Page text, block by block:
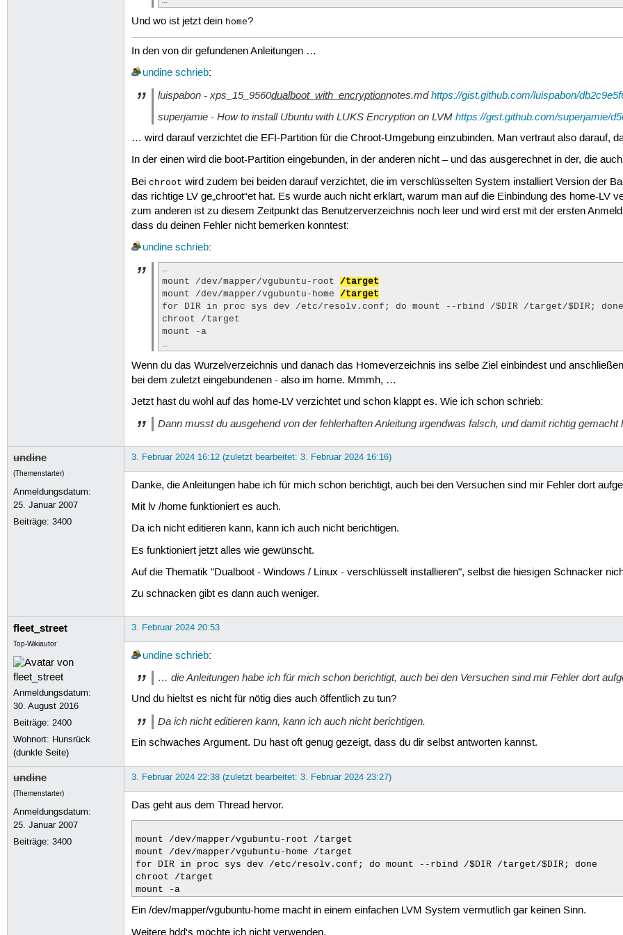
# for guest OSes installed via LVM or raw disk devices, running
# os-prober can cause damage to those guest OSes as it mounts
# filesystems to look for things.
#GRUB_DISABLE_OS_PROBER=false
# Uncomment to enable BadRAM filtering, modify to suit your needs
# the memory map information from GRUB (GNU Mach, kernel of FreeBSD ...)
#GRUB_BADRAM="0x01234567,0xfefefefe,0x89abcdef,0xefefefef"
# Uncomment to disable graphical terminal
# note that you can use only modes which your graphic card supports via VBE
# you can see them in real GRUB with the command `vbeinfo'
#GRUB_GFXMODE=640x480
#GRUB_DISABLE_LINUX_UUID=true
# Uncomment to disable generation of recovery mode menu entries
#GRUB_DISABLE_RECOVERY="true"
# Uncomment to get a beep at grub start
#GRUB_INIT_TUNE="480 440 1"
dell@xps:~$
dell@xps:~$
dell@xps:~$ cat /etc/crypttab
nvme0n1p10_crypt PARTUUID="99fdd922-b322-4f8e-b41b-9f5053dc4303" none luks
dell@xps:~$
Und wo ist jetzt dein home?
In den von dir gefundenen Anleitungen …
undine schrieb:
luispabon - xps_15_9560dualboot_with_encryptionnotes.mdhttps://gist.github.com/luispabon/
superjamie - How to install Ubuntu with LUKS Encryption on LVM https://gist.github.com/superjamie/
… wird darauf verzichtet die EFI-Partition für die Chroot-Umgebung einzubinden. Man vertraut also darauf,
In der einen wird die boot-Partition eingebunden, in der anderen nicht – und das ausgerechnet in der, die
Bei chroot wird zudem bei beiden darauf verzichtet, die im verschlüsselten System installiert Version der
das richtige LV ge„chroot“et hat. Es wurde auch nicht erklärt, warum man auf die Einbindung des home-
zum anderen ist zu diesem Zeitpunkt das Benutzerverzeichnis noch leer und wird erst mit der ersten
dass du deinen Fehler nicht bemerken konntest:
undine schrieb:
…
mount /dev/mapper/vgubuntu-root /target
mount /dev/mapper/vgubuntu-home /target
for DIR in proc sys dev /etc/resolv.conf; do mount --rbind /$DIR /target/$DIR; done
chroot /target
mount -a
…
Wenn du das Wurzelverzeichnis und danach das Homeverzeichnis ins selbe Ziel einbindest und
bei dem zuletzt eingebundenen - also im home. Mmmh, …
Jetzt hast du wohl auf das home-LV verzichtet und schon klappt es. Wie ich schon schrieb:
Dann musst du ausgehend von der fehlerhaften Anleitung irgendwas falsch, und damit richtig gemacht
undine
(Themenstarter)
Anmeldungsdatum:
25. Januar 2007
Beiträge:3400
3. Februar 2024 16:12 (zuletzt bearbeitet: 3. Februar 2024 16:16)
Danke, die Anleitungen habe ich für mich schon berichtigt, auch bei den Versuchen sind mir Fehler dort
Mit lv /home funktioniert es auch.
Da ich nicht editieren kann, kann ich auch nicht berichtigen.
Es funktioniert jetzt alles wie gewünscht.
Auf die Thematik "Dualboot - Windows / Linux - verschlüsselt installieren", selbst die hiesigen Schnacker
Zu schnacken gibt es dann auch weniger.
fleet_street
Top-Wikiautor
Anmeldungsdatum:
30. August 2016
Beiträge:2400
Wohnort: Hunsrück
(dunkle Seite)
3. Februar 2024 20:53
undine schrieb:
… die Anleitungen habe ich für mich schon berichtigt, auch bei den Versuchen sind mir Fehler dort
Und du hieltst es nicht für nötig dies auch öffentlich zu tun?
Da ich nicht editieren kann, kann ich auch nicht berichtigen.
Ein schwaches Argument. Du hast oft genug gezeigt, dass du dir selbst antworten kannst.
undine
(Themenstarter)
Anmeldungsdatum:
25. Januar 2007
Beiträge:3400
3. Februar 2024 22:38 (zuletzt bearbeitet: 3. Februar 2024 23:27)
Das geht aus dem Thread hervor.
mount /dev/mapper/vgubuntu-root /target
mount /dev/mapper/vgubuntu-home /target
for DIR in proc sys dev /etc/resolv.conf; do mount --rbind /$DIR /target/$DIR; done
chroot /target
mount -a
Ein /dev/mapper/vgubuntu-home macht in einem einfachen LVM System vermutlich gar keinen Sinn.